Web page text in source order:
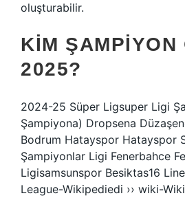
oluşturabilir.
KIM ŞAMPIYON
2025?
2024-25 Süper Ligsuper Ligi
Şampiyona) Dropsena
Bodrum Hatayspor Hatayspor
Şampiyonlar Ligi Fenerbahce
Ligisamsunspor Besiktas16
League-Wikipediedi ›› wiki-